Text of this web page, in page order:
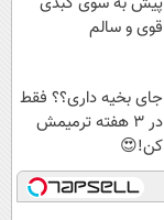
قوی و سالم
جای بخیه داری؟؟ فقط
در 3 هفته ترمیمش
کن!😍